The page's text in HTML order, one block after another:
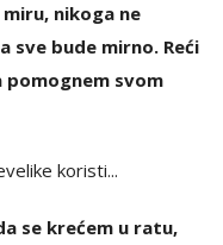
nikoga ne
sve bude mirno. Reći
pomognem svom
koristi...
se krećem u ratu,